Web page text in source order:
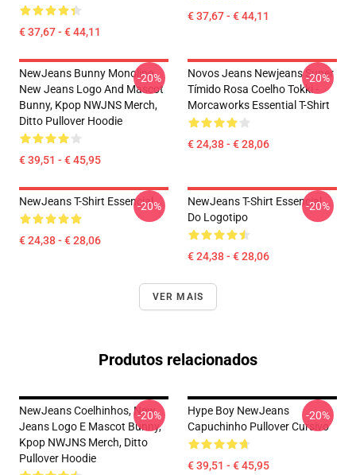
€ 37,67 - € 44,11
€ 37,67 - € 44,11
NewJeans Bunny Monoline,
New Jeans Logo And Mascot
Bunny, Kpop NWJNS Merch,
Ditto Pullover Hoodie
€ 39,51 - € 45,95
-20%
Novos Jeans Newjeans Super
Tímido Rosa Coelho Tokki -
Morcaworks Essential T-Shirt
€ 24,38 - € 28,06
-20%
NewJeans T-Shirt Essencial
€ 24,38 - € 28,06
-20%
NewJeans T-Shirt Essencial
Do Logotipo
€ 24,38 - € 28,06
-20%
VER MAIS
Produtos relacionados
NewJeans Coelhinhos, New
Jeans Logo E Mascot Bunny,
Kpop NWJNS Merch, Ditto
Pullover Hoodie
-20%
Hype Boy NewJeans
Capuchinho Pullover Cursivo
€ 39,51 - € 45,95
-20%